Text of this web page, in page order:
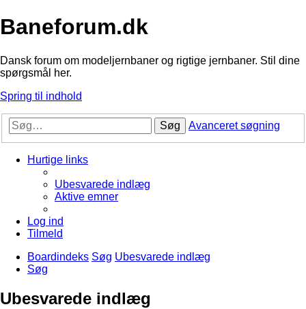
Baneforum.dk
Dansk forum om modeljernbaner og rigtige jernbaner. Stil dine
spørgsmål her.
Spring til indhold
Søg Avanceret søgning
Hurtige links
Ubesvarede indlæg
Aktive emner
Log ind
Tilmeld
Boardindeks Søg Ubesvarede indlæg
Søg
Ubesvarede indlæg